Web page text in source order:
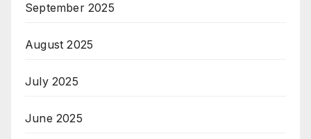
September 2025
August 2025
July 2025
June 2025